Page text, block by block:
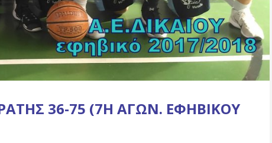
36-75 (7Η ΑΓΩΝ. ΕΦΗΒΙΚΟΎ